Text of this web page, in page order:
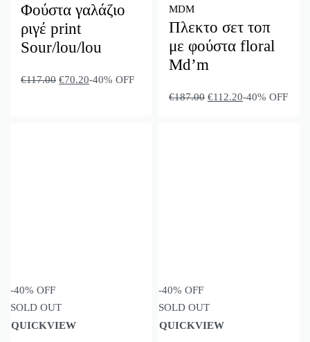
Φούστα γαλάζιο
ριγέ print
Sour/lou/lou
€117.00 €70.20-40% OFF
MDM
Πλεκτο σετ τοπ
με φούστα floral
Md’m
€187.00 €112.20-40% OFF
-40% OFF
SOLD OUT
QUICKVIEW
-40% OFF
SOLD OUT
QUICKVIEW